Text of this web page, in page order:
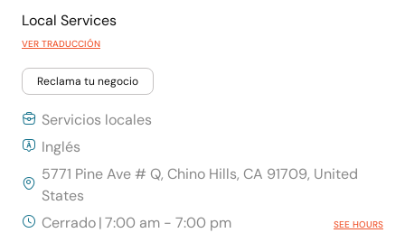
Local Services
VER TRADUCCIÓN
Reclama tu negocio
Servicios locales
Inglés
5771 Pine Ave # Q, Chino Hills, CA 91709, United
States
Cerrado|7:00 am - 7:00 pm SEE HOURS